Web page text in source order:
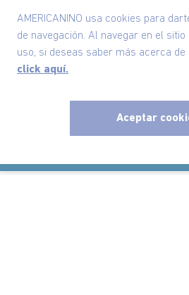
AMERICANINO usa cookies para
de navegación. Al navegar en el
uso, si deseas saber más acerca
click aquí.
Aceptar
Políticas
Información